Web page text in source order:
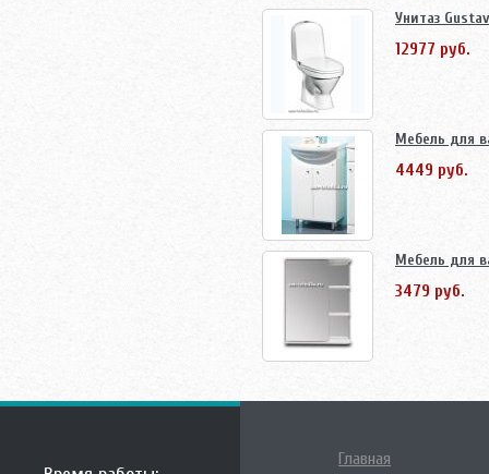
Унитаз
12977 руб.
Мебель для
4449 руб.
Мебель для
3479 руб.
Главная